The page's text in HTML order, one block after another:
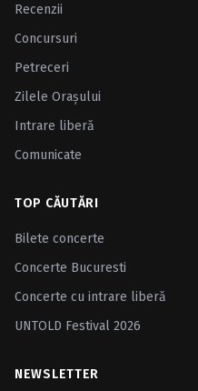
Recenzii
Concursuri
Petreceri
Zilele Oraşului
Intrare liberă
Comunicate
TOP CĂUTĂRI
Bilete concerte
Concerte Bucuresti
Concerte cu intrare liberă
UNTOLD Festival 2026
NEWSLETTER